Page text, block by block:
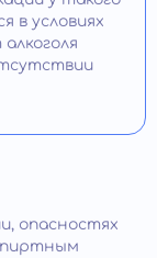
в условиях
опасностях